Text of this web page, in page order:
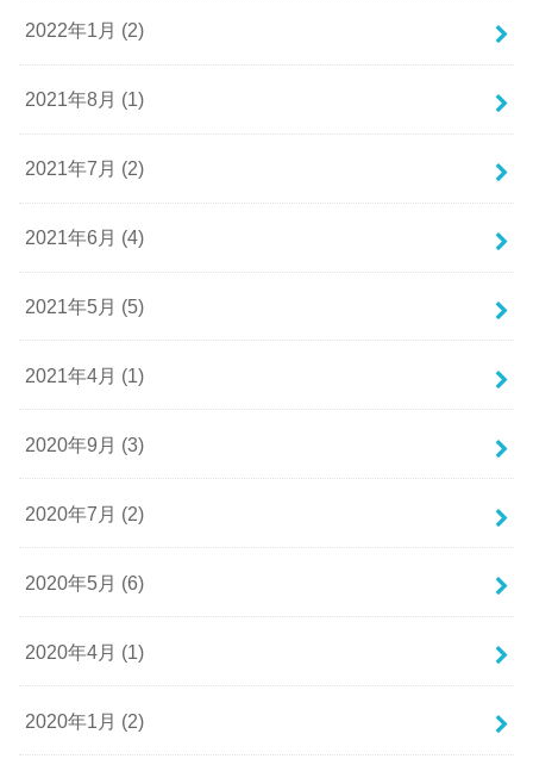
2022年1月 (2)
2021年8月 (1)
2021年7月 (2)
2021年6月 (4)
2021年5月 (5)
2021年4月 (1)
2020年9月 (3)
2020年7月 (2)
2020年5月 (6)
2020年4月 (1)
2020年1月 (2)